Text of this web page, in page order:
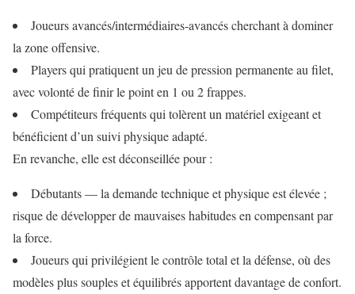
Joueurs avancés/intermédiaires‑avancés cherchant à dominer
la zone offensive.
Players qui pratiquent un jeu de pression permanente au filet,
avec volonté de finir le point en 1 ou 2 frappes.
Compétiteurs fréquents qui tolèrent un matériel exigeant et
bénéficient d’un suivi physique adapté.
En revanche, elle est déconseillée pour :
Débutants — la demande technique et physique est élevée ;
risque de développer de mauvaises habitudes en compensant par
la force.
Joueurs qui privilégient le contrôle total et la défense, où des
modèles plus souples et équilibrés apportent davantage de confort.